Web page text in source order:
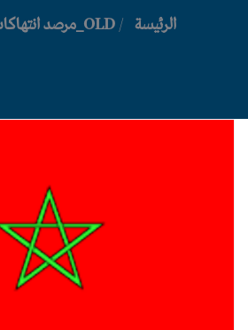
الرئيسة /OLD_مرصد انتهاكات حرية الإعلام